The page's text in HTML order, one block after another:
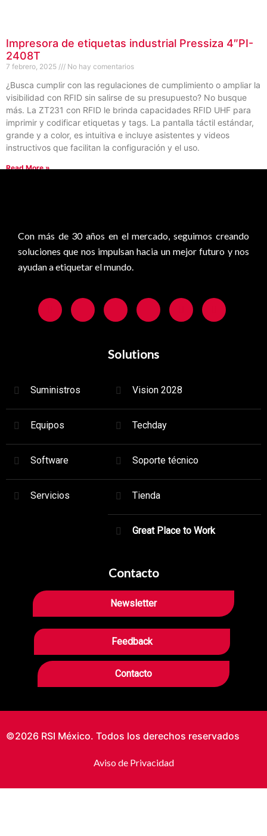
Impresora de etiquetas industrial Pressiza 4″PI-
2408T
7 febrero, 2025 No hay comentarios
¿Busca cumplir con las regulaciones de cumplimiento o ampliar la
visibilidad con RFID sin salirse de su presupuesto? No busque
más. La ZT231 con RFID le brinda capacidades RFID UHF para
imprimir y codificar etiquetas y tags. La pantalla táctil estándar,
grande y a color, es intuitiva e incluye asistentes y videos
instructivos que facilitan la configuración y el uso.
Read More »
Con más de 30 años en el mercado, seguimos creando
soluciones que nos impulsan hacia un mejor futuro y nos
ayudan a etiquetar el mundo.
Solutions
Suministros
Equipos
Software
Servicios
Vision 2028
Techday
Soporte técnico
Tienda
Great Place to Work
Contacto
Newsletter
Feedback
Contacto
©2026 RSI México. Todos los derechos reservados
Aviso de Privacidad